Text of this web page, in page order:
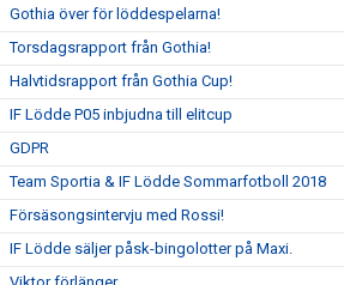
Gothia över för löddespelarna!
Torsdagsrapport från Gothia!
Halvtidsrapport från Gothia Cup!
IF Lödde P05 inbjudna till elitcup
GDPR
Team Sportia & IF Lödde Sommarfotboll 2018
Försäsongsintervju med Rossi!
IF Lödde säljer påsk-bingolotter på Maxi.